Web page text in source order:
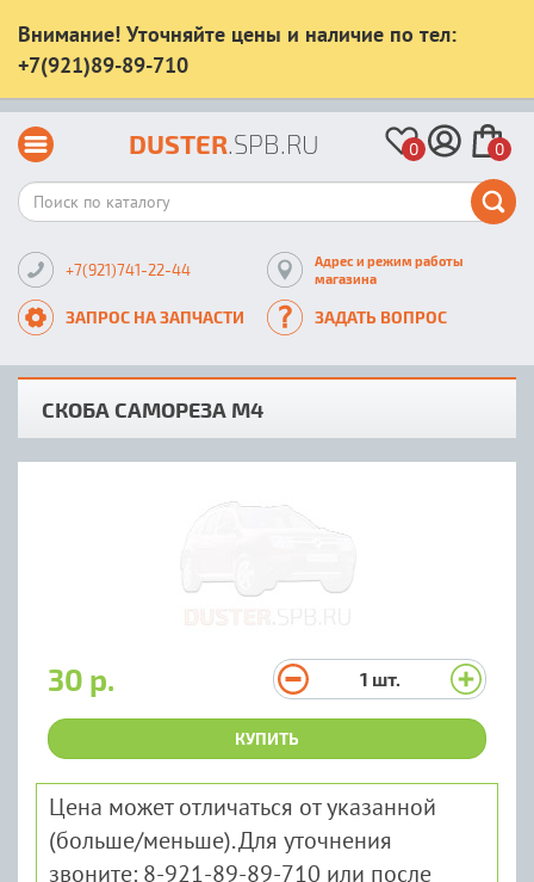
Внимание! Уточняйте цены и наличие по тел:
+7(921)89-89-710
DUSTER.SPB.RU 0 0
+7(921)741-22-44
Адрес и режим работы
магазина
ЗАПРОС НА ЗАПЧАСТИ ЗАДАТЬ ВОПРОС
СКОБА САМОРЕЗА М4
30 р. 1 шт.
КУПИТЬ
Цена может отличаться от указанной
(больше/меньше). Для уточнения
звоните: 8-921-89-89-710 или после